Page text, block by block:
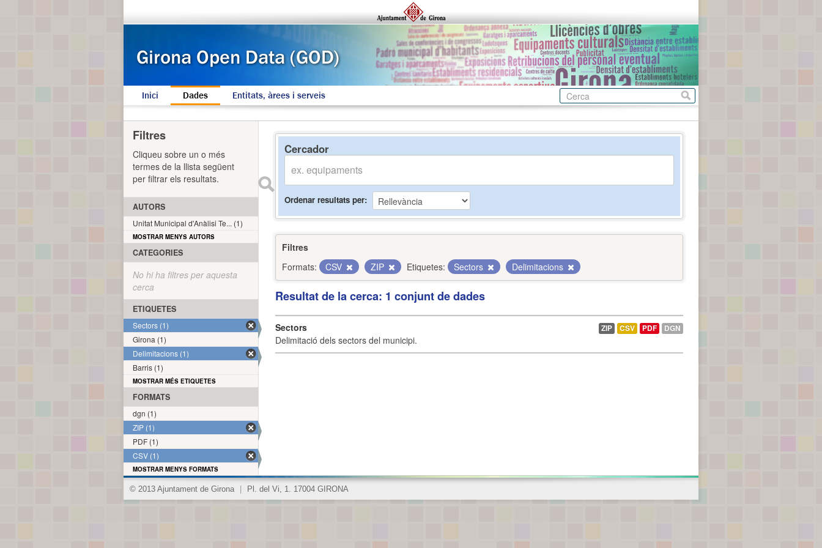
Inici Dades Entitats, àrees i serveis
Cercador
Ordenar resultats per
Filtres
Formats:
CSV ZIP Etiquetes: Sectors Delimitacions
Resultat de la cerca: 1 conjunt de dades
Sectors
Delimitació dels sectors del municipi.
ZIP CSV PDF DGN
Filtres
Cliqueu sobre un o més
termes de la llista següent
per filtrar els resultats.
AUTORS
Unitat Municipal d'Anàlisi Te... (1)
MOSTRAR MENYS AUTORS
CATEGORIES
No hi ha filtres per aquesta
cerca
ETIQUETES
Sectors (1)
Girona (1)
Delimitacions (1)
Barris (1)
MOSTRAR MÉS ETIQUETES
FORMATS
dgn (1)
ZIP (1)
PDF (1)
CSV (1)
MOSTRAR MENYS FORMATS
© 2013 Ajuntament de Girona Pl. del Vi, 1. 17004 GIRONA